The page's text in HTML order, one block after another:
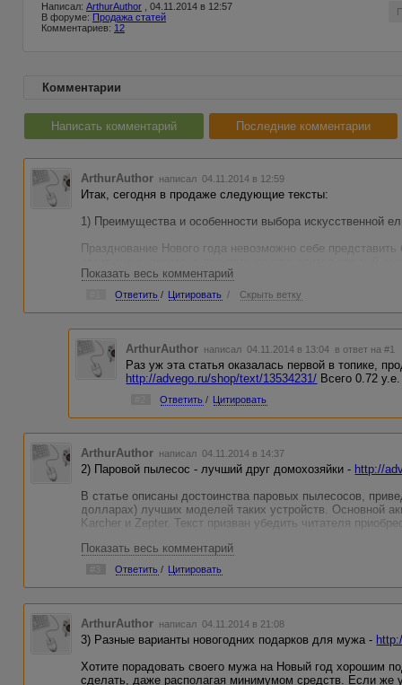
Написал: ArthurAuthor , 04.11.2014 в 12:57
В форуме: Продажа статей
Комментариев: 12
Комментарии
Написать комментарий Последние комментарии
ArthurAuthor написал 04.11.2014 в 12:59
Итак, сегодня в продаже следующие тексты:
1) Преимущества и особенности выбора искусственной
Празднование Нового года невозможно себе
свой выбор на искусственной модели, отличающейся
преимуществах искусственных елок и особенностях их
Показать весь комментарий
Ответить / Цитировать / Скрыть ветку
ArthurAuthor написал 04.11.2014 в 13:04 в ответ на #1
Раз уж эта статья оказалась первой в топике,
http://advego.ru/shop/text/13534231/ Всего 0.72
Ответить / Цитировать
ArthurAuthor написал 04.11.2014 в 14:37
2) Паровой пылесос - лучший друг домохозяйки - http://
В статье описаны достоинства паровых пылесосов,
долларах) лучших моделей таких устройств. Основной
Karcher и Zepter. Текст призван убедить читателя
Эта большая заметка на 7737 знаков не идет сплошным
нумерованный и 2 небольших маркированных списка.
Показать весь комментарий
Ответить / Цитировать
ArthurAuthor написал 04.11.2014 в 21:08
3) Разные варианты новогодних подарков для мужа -
Хотите порадовать своего мужа на Новый год хорошим
сделать, даже располагая минимумом средств. Если же